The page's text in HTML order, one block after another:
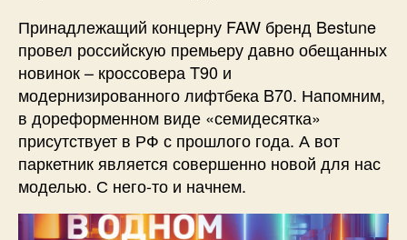
Принадлежащий концерну FAW бренд Bestune
провел российскую премьеру давно обещанных
новинок – кроссовера T90 и
модернизированного лифтбека B70. Напомним,
в дореформенном виде «семидесятка»
присутствует в РФ с прошлого года. А вот
паркетник является совершенно новой для нас
моделью. С него-то и начнем.